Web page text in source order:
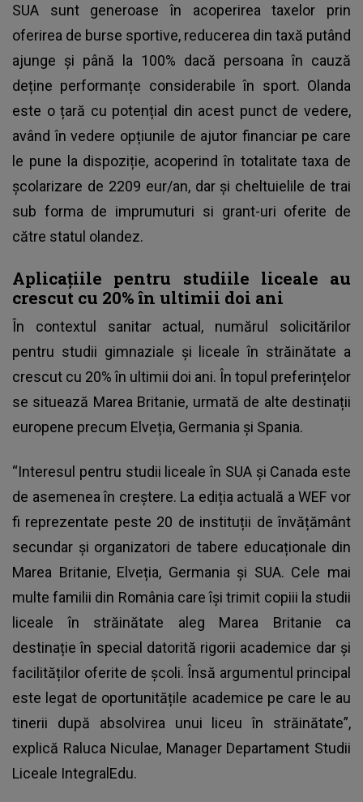
SUA sunt generoase în acoperirea taxelor prin
oferirea de burse sportive, reducerea din taxă putând
ajunge și până la 100% dacă persoana în cauză
deține performanțe considerabile în sport. Olanda
este o țară cu potențial din acest punct de vedere,
având în vedere opțiunile de ajutor financiar pe care
le pune la dispoziție, acoperind în totalitate taxa de
școlarizare de 2209 eur/an, dar și cheltuielile de trai
sub forma de imprumuturi si grant-uri oferite de
către statul olandez.
Aplicațiile pentru studiile liceale au
crescut cu 20% în ultimii doi ani
În contextul sanitar actual, numărul solicitărilor
pentru studii gimnaziale și liceale în străinătate a
crescut cu 20% în ultimii doi ani. În topul preferințelor
se situează Marea Britanie, urmată de alte destinații
europene precum Elveția, Germania și Spania.
“Interesul pentru studii liceale în SUA și Canada este
de asemenea în creștere. La ediția actuală a WEF vor
fi reprezentate peste 20 de instituții de învățământ
secundar și organizatori de tabere educaționale din
Marea Britanie, Elveția, Germania și SUA. Cele mai
multe familii din România care își trimit copiii la studii
liceale în străinătate aleg Marea Britanie ca
destinație în special datorită rigorii academice dar și
facilităților oferite de școli. Însă argumentul principal
este legat de oportunitățile academice pe care le au
tinerii după absolvirea unui liceu în străinătate”,
explică Raluca Niculae, Manager Departament Studii
Liceale IntegralEdu.